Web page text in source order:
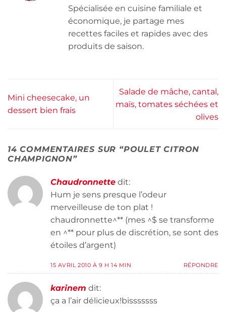
Spécialisée en cuisine familiale et
économique, je partage mes
recettes faciles et rapides avec des
produits de saison.
Mini cheesecake, un
dessert bien frais
Salade de mâche, cantal,
maïs, tomates séchées et
olives
14 COMMENTAIRES SUR “POULET CITRON
CHAMPIGNON”
Chaudronnette dit:
Hum je sens presque l’odeur
merveilleuse de ton plat !
chaudronnette^** (mes ^$ se transforme
en ^** pour plus de discrétion, se sont des
étoiles d’argent)
15 AVRIL 2010 À 9 H 14 MIN RÉPONDRE
karinem dit:
ça a l’air délicieux!bisssssss